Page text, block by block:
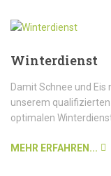
Winterdienst
Damit Schnee und
unserem
optimalen
MEHR ERFAHREN...